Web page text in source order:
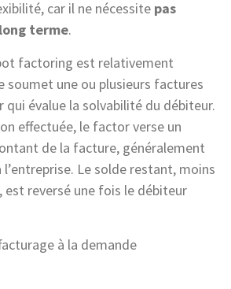
car il ne nécessite pas
terme.
factoring est relativement
soumet une ou plusieurs factures
qui évalue la solvabilité du débiteur.
effectuée, le factor verse un
de la facture, généralement
Le solde restant, moins
est reversé une fois le débiteur